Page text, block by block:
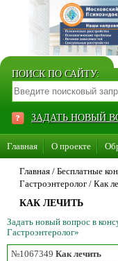
ПОИСК ПО САЙТУ:
ЗАДАТЬ НОВЫЙ
Главная О проекте
Стать консультантом
Главная / Бесплатные
Гастроэнтеролог / Как
КАК ЛЕЧИТЬ
Задать новый вопрос в
Гастроэнтеролог»
№1067349 Как лечить